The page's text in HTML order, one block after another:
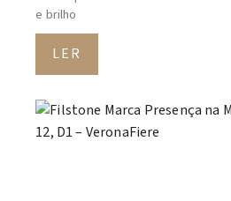
e brilho
LER